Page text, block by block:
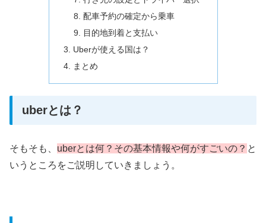
配車予約の確定から乗車
目的地到着と支払い
Uberが使える国は？
まとめ
uberとは？
そもそも、 uberとは何？その基本情報や何がすごいの？ と
いうところをご説明していきましょう。